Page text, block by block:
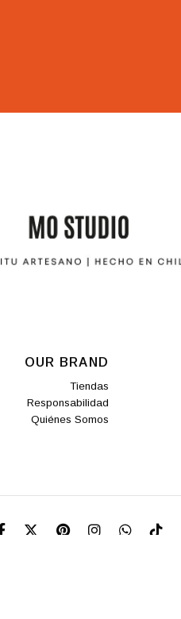
OUR BRAND
Tiendas
Responsabilidad
Quiénes Somos